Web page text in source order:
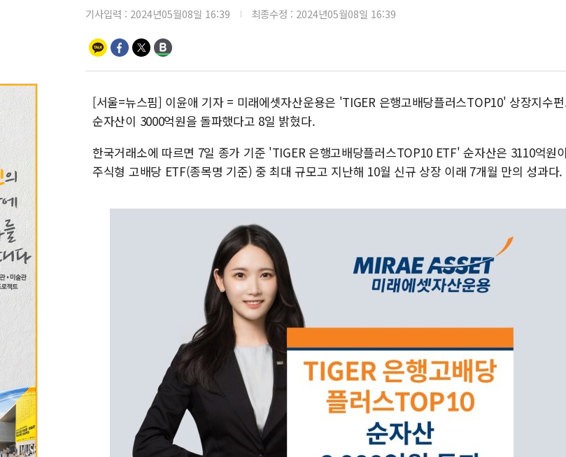
트럼프 "금리 내려야"…파월 때와 달리 워
특정 정치인 측근 포항시 정책특보 내정설
李 대통령, '6시간 마라톤 부동산 2차 회의'
[사진] 빈살만과 에르도안의 만남
이란와이어 "이란 최고지도자 위독…곧 사
기사입력 : 2024년05월08일 16:39 최종수정 : 2024년05월08일 16:39
[서울=뉴스핌] 이윤애 기자 = 미래에셋자산운용은 'TIGER 은행고배당플러스TOP10' 상장지수
순자산이 3000억원을 돌파했다고 8일 밝혔다.
한국거래소에 따르면 7일 종가 기준 'TIGER 은행고배당플러스TOP10 ETF' 순자산은 3110억원
주식형 고배당 ETF(종목명 기준) 중 최대 규모고 지난해 10월 신규 상장 이래 7개월 만의 성과다.